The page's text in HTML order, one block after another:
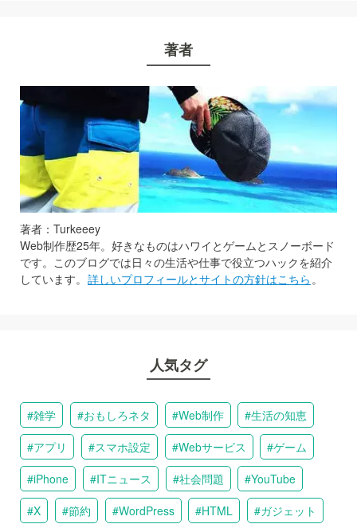
著者
著者：Turkeeey
Web制作歴25年。好きなものはハワイとゲームとスノーボード
です。このブログでは日々の生活や仕事で役立つハックを紹介
しています。 詳しいプロフィールとサイトの方針はこちら 。
人気タグ
雑学 おもしろネタ Web制作
生活の知恵
アプリ
スマホ設定 Webサービス
ゲーム
iPhone
ITニュース 社会問題
YouTube
X
節約 WordPress HTML ガジェット